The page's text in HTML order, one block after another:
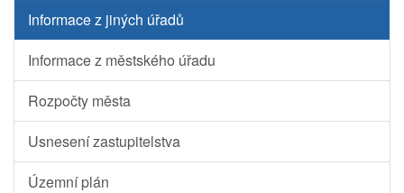
Informace z jiných úřadů
Informace z městského úřadu
Rozpočty města
Usnesení zastupitelstva
Územní plán